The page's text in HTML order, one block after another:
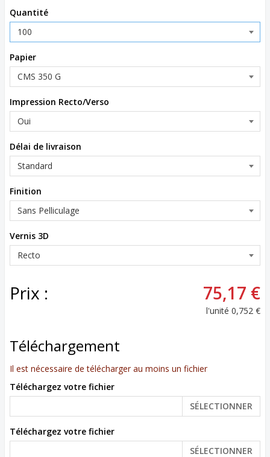
Quantité
Papier
Impression Recto/Verso
Délai de livraison
Finition
Vernis 3D
Prix : 75,17 €
l'unité 0,752 €
Téléchargement
Il est nécessaire de télécharger au moins un fichier
Téléchargez votre fichier
SÉLECTIONNER
Téléchargez votre fichier
SÉLECTIONNER